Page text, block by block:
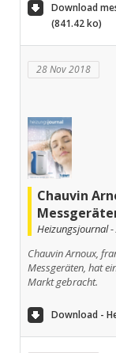
Download
(841.42 ko)
28 Nov 2018
Chauvin
Heizungsjournal
Chauvin Arnoux,
Messgeräten, hat
Markt gebracht.
Download -